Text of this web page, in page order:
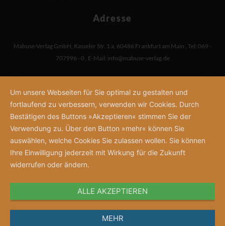
Adresse
Mabuse-Verlag GmbH Kasseler Str. 1 a 60486 Frankfurt am Main Tel: 069 -
707996 - 0 E-Mail: info@mabuse-verlag.de
Um unsere Webseiten für Sie optimal zu gestalten und
fortlaufend zu verbessern, verwenden wir Cookies. Durch
Bestätigen des Buttons »Akzeptieren« stimmen Sie der
Verwendung zu. Über den Button »mehr« können Sie
auswählen, welche Cookies Sie zulassen wollen. Sie können
Ihre Einwilligung jederzeit mit Wirkung für die Zukunft
widerrufen oder ändern.
ALLE AKZEPTIEREN
MEHR